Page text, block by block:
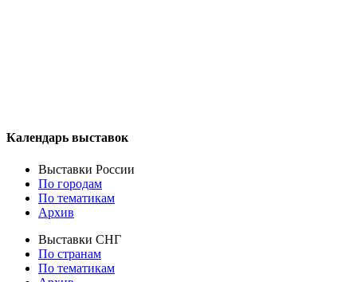
Календарь выставок
Выставки России
По городам
По тематикам
Архив
Выставки СНГ
По странам
По тематикам